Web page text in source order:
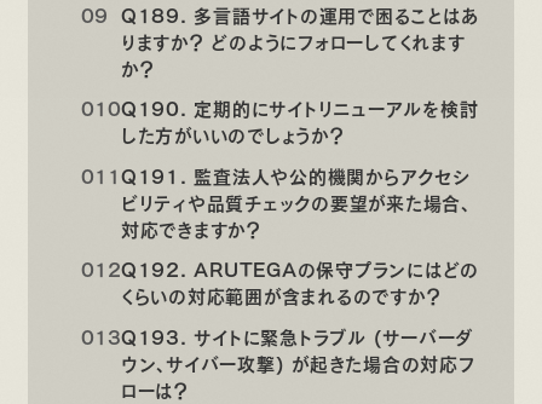
Q189. 多言語サイトの運用で困ることはあ
りますか？ どのようにフォローしてくれます
か？
Q190. 定期的にサイトリニューアルを検討
した方がいいのでしょうか？
Q191. 監査法人や公的機関からアクセシ
ビリティや品質チェックの要望が来た場合、
対応できますか？
Q192. ARUTEGAの保守プランにはどの
くらいの対応範囲が含まれるのですか？
Q193. サイトに緊急トラブル (サーバーダ
ウン、サイバー攻撃) が起きた場合の対応フ
ローは？